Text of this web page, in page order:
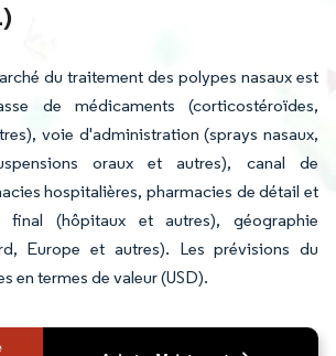
du traitement des polypes nasaux est
de médicaments (corticostéroïdes,
voie d'administration (sprays nasaux,
oraux et autres), canal de
hospitalières, pharmacies de détail et
final (hôpitaux et autres), géographie
Europe et autres). Les prévisions du
en termes de valeur (USD).